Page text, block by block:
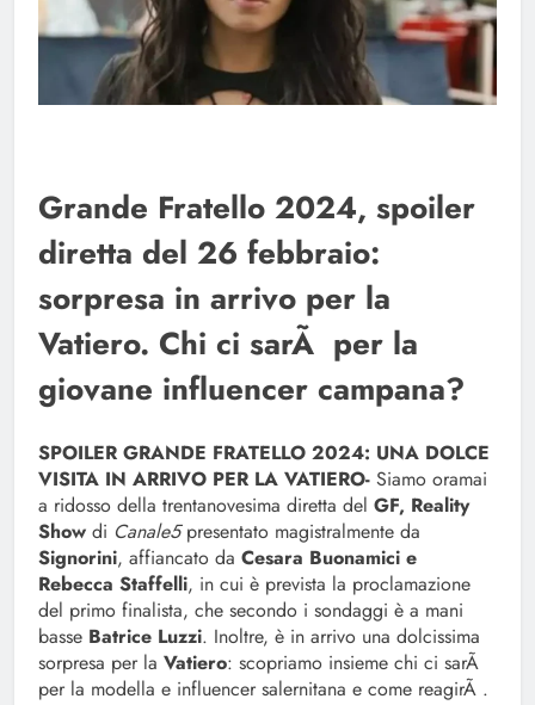
Grande Fratello 2024, spoiler
diretta del 26 febbraio:
sorpresa in arrivo per la
Vatiero. Chi ci sarÃ per la
giovane influencer campana?
SPOILER GRANDE FRATELLO 2024: UNA DOLCE
VISITA IN ARRIVO PER LA VATIERO- Siamo oramai
a ridosso della trentanovesima diretta del GF, Reality
Show di Canale5presentato magistralmente da
Signorini, affiancato da Cesara Buonamici e
Rebecca Staffelli, in cui è prevista la proclamazione
del primo finalista, che secondo i sondaggi è a mani
basse Batrice Luzzi. Inoltre, è in arrivo una dolcissima
sorpresa per la Vatiero: scopriamo insieme chi ci sarÃ
per la modella e influencer salernitana e come reagirÃ .